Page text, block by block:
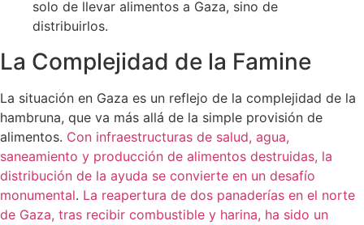
La Complejidad de la Famine
La situación en Gaza es un reflejo de la complejidad de la
hambruna, que va más allá de la simple provisión de
alimentos. Con infraestructuras de salud, agua,
saneamiento y producción de alimentos destruidas, la
distribución de la ayuda se convierte en un desafío
monumental. La reapertura de dos panaderías en el norte
de Gaza, tras recibir combustible y harina, ha sido un